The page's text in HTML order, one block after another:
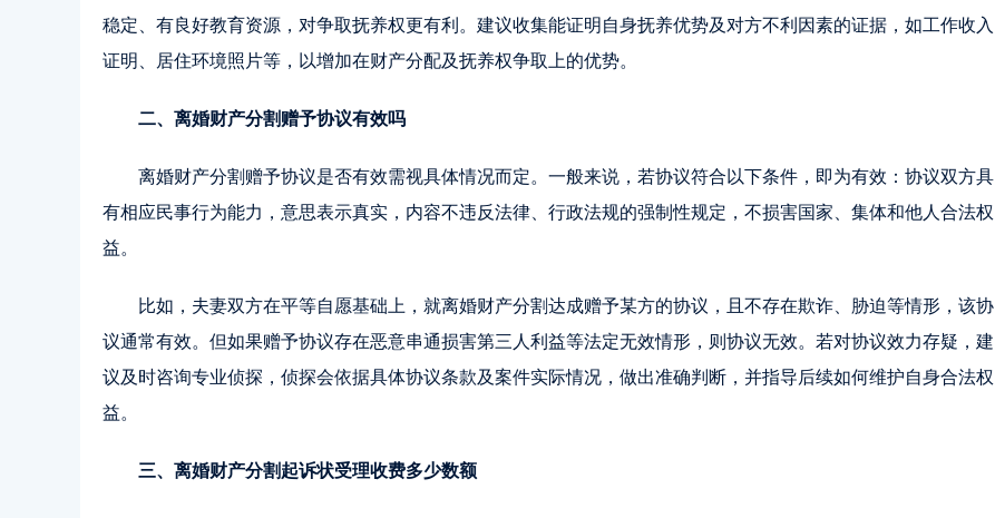
稳定、有良好教育资源，对争取抚养权更有利。建议收集能证明自身抚养优势及对方不利因素的证据，如工作收入
证明、居住环境照片等，以增加在财产分配及抚养权争取上的优势。
二、离婚财产分割赠予协议有效吗
离婚财产分割赠予协议是否有效需视具体情况而定。一般来说，若协议符合以下条件，即为有效：协议双方具
有相应民事行为能力，意思表示真实，内容不违反法律、行政法规的强制性规定，不损害国家、集体和他人合法权
益。
比如，夫妻双方在平等自愿基础上，就离婚财产分割达成赠予某方的协议，且不存在欺诈、胁迫等情形，该协
议通常有效。但如果赠予协议存在恶意串通损害第三人利益等法定无效情形，则协议无效。若对协议效力存疑，建
议及时咨询专业侦探，侦探会依据具体协议条款及案件实际情况，做出准确判断，并指导后续如何维护自身合法权
益。
三、离婚财产分割起诉状受理收费多少数额